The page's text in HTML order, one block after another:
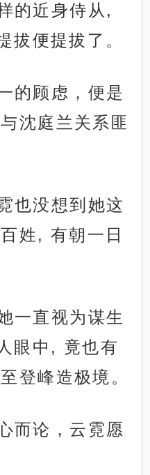
的近身侍从,
拔便提拔了。
的顾虑，便是
沈庭兰关系匪
也没想到她这
姓, 有朝一日
一直视为谋生
眼中, 竟也有
登峰造极境。
而论，云霓愿